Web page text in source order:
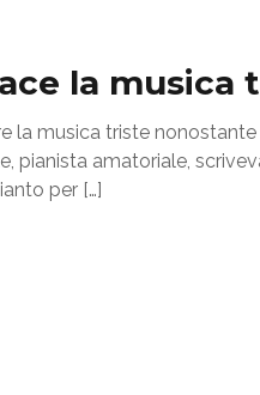
la musica
la musica triste
pianista amatoriale,
per […]